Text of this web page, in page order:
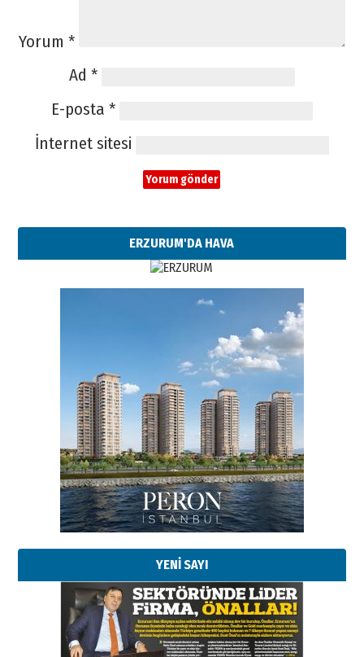
Yorum *
Ad *
E-posta *
İnternet sitesi
ERZURUM'DA HAVA
YENİ SAYI
Esat BİNDESEN
Başkan Sekmen’den Erzurum’a
bir vizyon proje daha!
02 Ağustos 2026 Pazar
Kadir SABUNCUOĞLU
Erzurumspor’un köşe taşları
29 Haziran 2026 Pazartesi
Kenan GÜLERCİ
Murat Şahsuvaroğlu ERKON’da
çıtayı yukarı taşırken,
yönetimdekiler aşağı
çekmemeli!
17 Şubat 2026 SalıOrhan BOZKURT